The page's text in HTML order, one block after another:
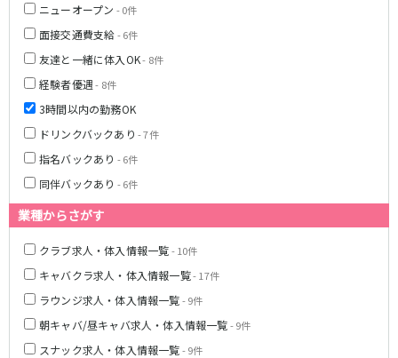
ニューオープン - 0件
面接交通費支給- 6件
友達と一緒に体入OK- 8件
経験者優遇- 8件
3時間以内の勤務OK
ドリンクバックあり - 7件
指名バックあり - 6件
同伴バックあり - 6件
業種からさがす
クラブ求人・体入情報一覧- 10件
キャバクラ求人・体入情報一覧- 17件
ラウンジ求人・体入情報一覧- 9件
朝キャバ/昼キャバ求人・体入情報一覧- 9件
スナック求人・体入情報一覧- 9件